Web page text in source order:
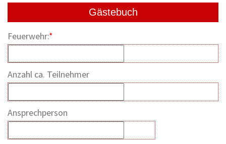
Gästebuch
Feuerwehr:*
Anzahl ca. Teilnehmer
Ansprechperson